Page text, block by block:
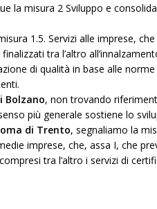
la misura 2 Sviluppo e
1.5. Servizi alle imprese,
tra l’altro
di qualità in base alle
Bolzano, non trovando
più generale sostiene lo
di Trento, segnaliamo la
imprese, che, assa I, che
tra l’altro i servizi di